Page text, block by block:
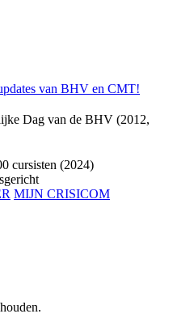
van BHV en CMT!
Dag van de BHV (2012,
cursisten (2024)
MIJN CRISICOM